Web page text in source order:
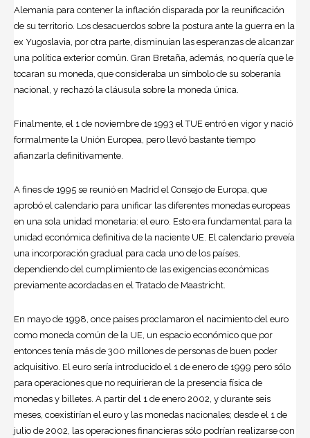
Alemania para contener la inflación disparada por la reunificación
de su territorio. Los desacuerdos sobre la postura ante la guerra en la
ex Yugoslavia, por otra parte, disminuían las esperanzas de alcanzar
una política exterior común. Gran Bretaña, además, no quería que le
tocaran su moneda, que consideraba un símbolo de su soberanía
nacional, y rechazó la cláusula sobre la moneda única.
Finalmente, el 1 de noviembre de 1993 el TUE entró en vigor y nació
formalmente la Unión Europea, pero llevó bastante tiempo
afianzarla definitivamente.
A fines de 1995 se reunió en Madrid el Consejo de Europa, que
aprobó el calendario para unificar las diferentes monedas europeas
en una sola unidad monetaria: el euro. Esto era fundamental para la
unidad económica definitiva de la naciente UE. El calendario preveía
una incorporación gradual para cada uno de los países,
dependiendo del cumplimiento de las exigencias económicas
previamente acordadas en el Tratado de Maastricht.
En mayo de 1998, once países proclamaron el nacimiento del euro
como moneda común de la UE, un espacio económico que por
entonces tenía más de 300 millones de personas de buen poder
adquisitivo. El euro sería introducido el 1 de enero de 1999 pero sólo
para operaciones que no requirieran de la presencia física de
monedas y billetes. A partir del 1 de enero 2002, y durante seis
meses, coexistirían el euro y las monedas nacionales; desde el 1 de
julio de 2002, las operaciones financieras sólo podrían realizarse con